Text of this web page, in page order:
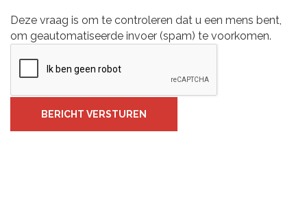
Deze vraag is om te controleren dat u een mens bent,
om geautomatiseerde invoer (spam) te voorkomen.